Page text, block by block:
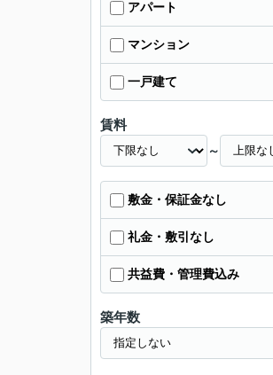
アパート
マンション
一戸建て
賃料
～
敷金・保証金なし
礼金・敷引なし
共益費・管理費込み
築年数